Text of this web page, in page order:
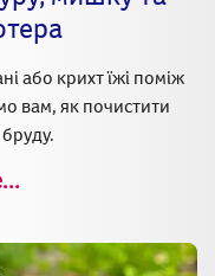
або крихт їжі поміж
вам, як почистити